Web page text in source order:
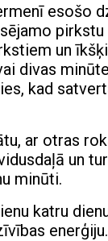
esošo
un
divas
kad
ar otras
un
minūti.
katru
enerģiju.